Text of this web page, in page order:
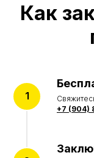
Как
+7 (904)
Вазы и лампады
ИНФОРМАЦИЯ
Акции